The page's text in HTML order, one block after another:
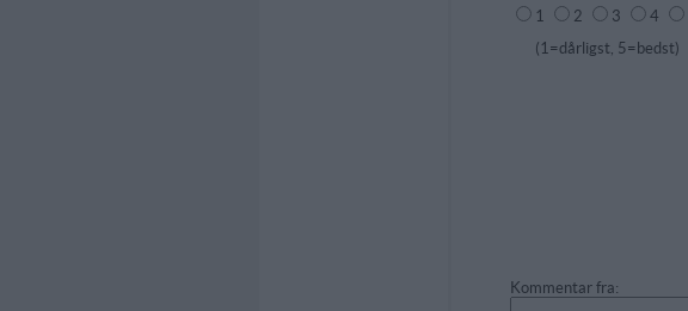
1
2 3 4
(1=dårligst, 5=bedst)
Kommentar fra: